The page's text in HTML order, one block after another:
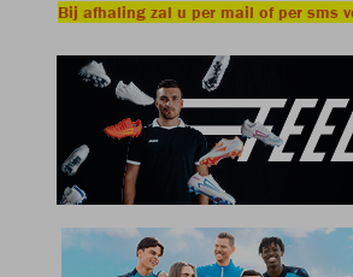
Bij afhaling zal u per mail of per sms